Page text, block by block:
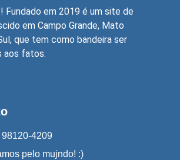
Fundado em 2019 é um site de
em Campo Grande, Mato
que tem como bandeira ser
aos fatos.
98120-4209
pelo mujndo! :)